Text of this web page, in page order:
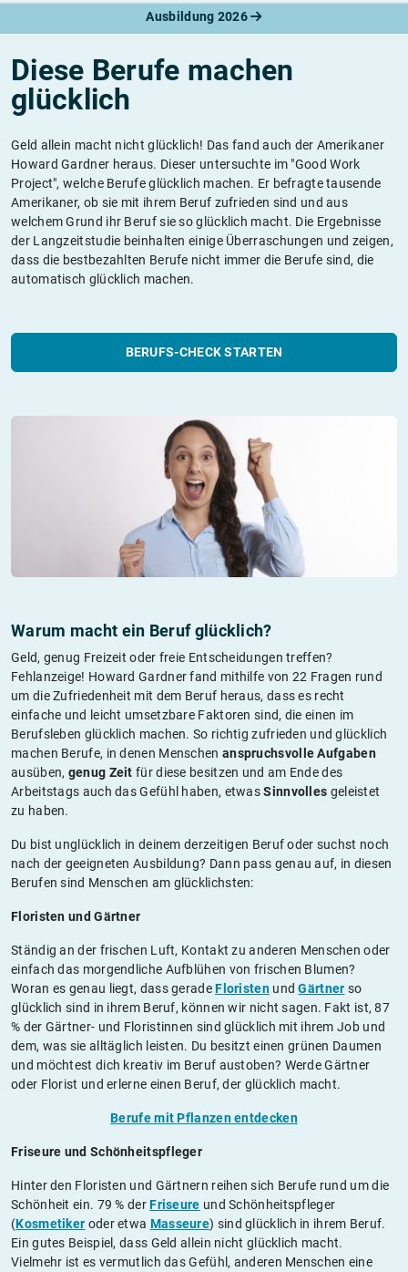
Ausbildung 2026
Diese Berufe machen
glücklich
Geld allein macht nicht glücklich! Das fand auch der Amerikaner
Howard Gardner heraus. Dieser untersuchte im "Good Work
Project", welche Berufe glücklich machen. Er befragte tausende
Amerikaner, ob sie mit ihrem Beruf zufrieden sind und aus
welchem Grund ihr Beruf sie so glücklich macht. Die Ergebnisse
der Langzeitstudie beinhalten einige Überraschungen und zeigen,
dass die bestbezahlten Berufe nicht immer die Berufe sind, die
automatisch glücklich machen.
BERUFS-CHECK STARTEN
Warum macht ein Beruf glücklich?
Geld, genug Freizeit oder freie Entscheidungen treffen?
Fehlanzeige! Howard Gardner fand mithilfe von 22 Fragen rund
um die Zufriedenheit mit dem Beruf heraus, dass es recht
einfache und leicht umsetzbare Faktoren sind, die einen im
Berufsleben glücklich machen. So richtig zufrieden und glücklich
machen Berufe, in denen Menschen anspruchsvolle Aufgaben
ausüben, genug Zeit für diese besitzen und am Ende des
Arbeitstags auch das Gefühl haben, etwasSinnvolles geleistet
zu haben.
Du bist unglücklich in deinem derzeitigen Beruf oder suchst noch
nach der geeigneten Ausbildung? Dann pass genau auf, in diesen
Berufen sind Menschen am glücklichsten:
Floristen und Gärtner
Ständig an der frischen Luft, Kontakt zu anderen Menschen oder
einfach das morgendliche Aufblühen von frischen Blumen?
Woran es genau liegt, dass geradeFloristenundGärtner so
glücklich sind in ihrem Beruf, können wir nicht sagen. Fakt ist, 87
% der Gärtner- und Floristinnen sind glücklich mit ihrem Job und
dem, was sie alltäglich leisten. Du besitzt einen grünen Daumen
und möchtest dich kreativ im Beruf austoben? Werde Gärtner
oder Florist und erlerne einen Beruf, der glücklich macht.
Berufe mit Pflanzen entdecken
Friseure und Schönheitspfleger
Hinter den Floristen und Gärtnern reihen sich Berufe rund um die
Schönheit ein. 79 % derFriseure und Schönheitspfleger
(Kosmetiker oder etwa Masseure) sind glücklich in ihrem Beruf.
Ein gutes Beispiel, dass Geld allein nicht glücklich macht.
Vielmehr ist es vermutlich das Gefühl, anderen Menschen eine